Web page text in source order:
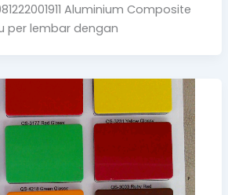
Aluminium Composite
per lembar dengan